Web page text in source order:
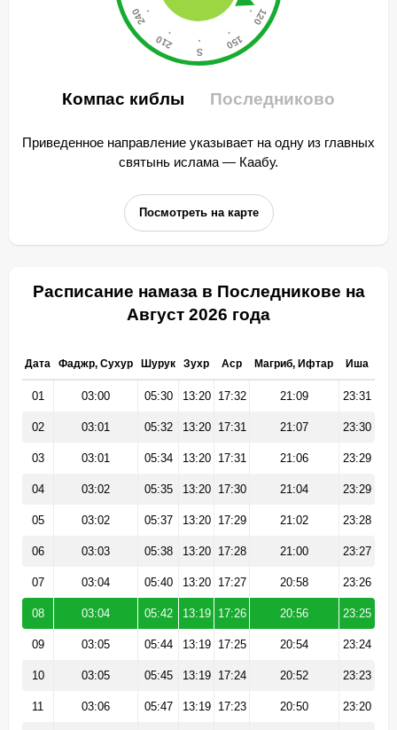
Компас киблы Последниково
Приведенное направление указывает на одну из главных
святынь ислама — Каабу.
Посмотреть на карте
Расписание намаза в Последникове на
Август 2026 года
Дата Фаджр, Сухур Шурук Зухр Аср Магриб, Ифтар Иша
01 03:00 05:30 13:20 17:32 21:09 23:31
02 03:01 05:32 13:20 17:31 21:07 23:30
03 03:01 05:34 13:20 17:31 21:06 23:29
04 03:02 05:35 13:20 17:30 21:04 23:29
05 03:02 05:37 13:20 17:29 21:02 23:28
06 03:03 05:38 13:20 17:28 21:00 23:27
07 03:04 05:40 13:20 17:27 20:58 23:26
08 03:04 05:42 13:19 17:26 20:56 23:25
09 03:05 05:44 13:19 17:25 20:54 23:24
10 03:05 05:45 13:19 17:24 20:52 23:23
11 03:06 05:47 13:19 17:23 20:50 23:20